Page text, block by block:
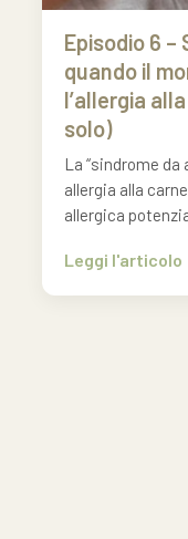
Episodio 6
quando il
l’allergia
solo)
La “sindrome
allergia alla
allergica
Leggi l'articolo